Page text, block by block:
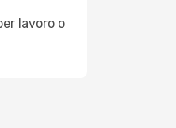
lavoro o